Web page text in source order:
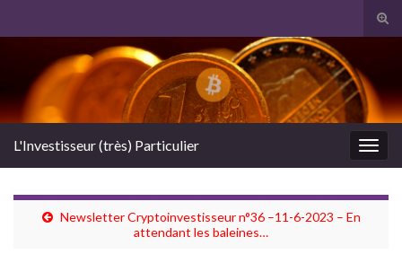
Search for:
L'Investisseur (très) Particulier
Newsletter Cryptoinvestisseur n°36 –11-6-2023 – En
attendant les baleines…